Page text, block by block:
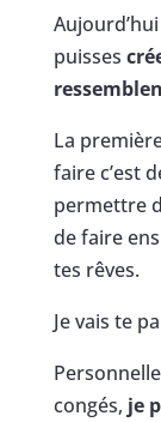
puisses
La
faire c’est
permettre
de faire
tes rêves.
Je vais te
congés, je